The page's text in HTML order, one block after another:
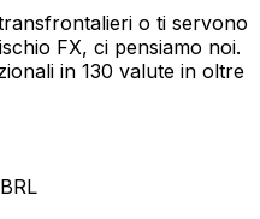
o ti servono
FX, ci pensiamo noi.
in 130 valute in oltre